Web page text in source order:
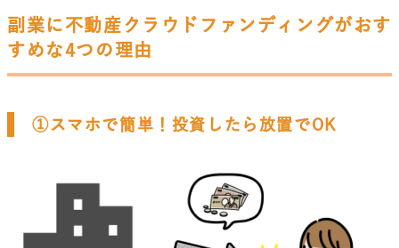
副業に不動産クラウドファンディングがおす
すめな4つの理由
①スマホで簡単！投資したら放置でOK